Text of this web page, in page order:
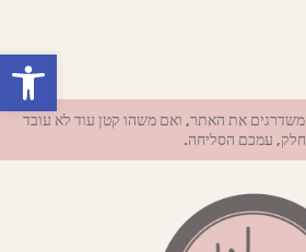
פתח
משדרגים את האתר, ואם משהו קטן עוד לא עובד
חלק, עמכם הסליחה.